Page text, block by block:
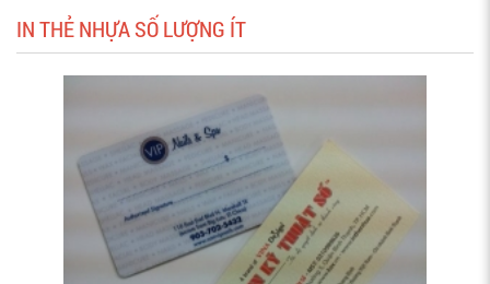
IN THẺ NHỰA SỐ LƯỢNG ÍT